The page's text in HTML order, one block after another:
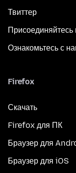
Твиттер
Ознакомьтесь с
Firefox
Скачать
Firefox для ПК
Браузер для
Браузер для iOS